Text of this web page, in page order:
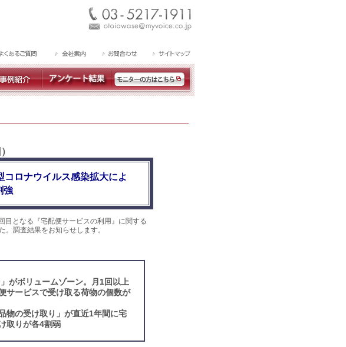
ロナウイルス感染拡大によ
強
目となる『宅配便サービスの利用』に関する
調査結果をお知らせします。
がボリュームゾーン。月1回以上
サービスで受け取る荷物の個数が
物の受け取り」が直近1年間に宅
取りが各4割弱